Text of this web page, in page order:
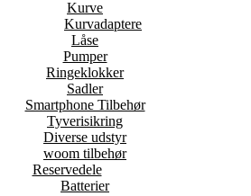
Kurve
Kurvadaptere
Låse
Pumper
Ringeklokker
Sadler
Smartphone Tilbehør
Tyverisikring
Diverse udstyr
woom tilbehør
Reservedele
Batterier